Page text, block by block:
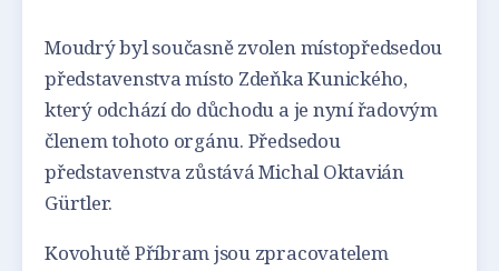
Moudrý byl současně zvolen místopředsedou
představenstva místo Zdeňka Kunického,
který odchází do důchodu a je nyní řadovým
členem tohoto orgánu. Předsedou
představenstva zůstává Michal Oktavián
Gürtler.
Kovohutě Příbram jsou zpracovatelem